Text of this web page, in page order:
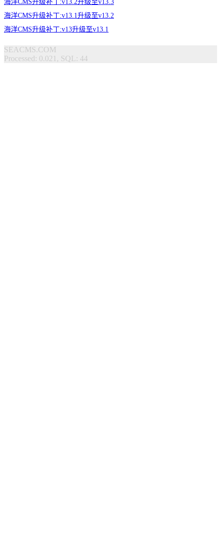
海洋CMS升级补丁:v13.2升级至v13.3
海洋CMS升级补丁:v13.1升级至v13.2
海洋CMS升级补丁:v13升级至v13.1
SEACMS.COM
Processed: 0.021, SQL: 44